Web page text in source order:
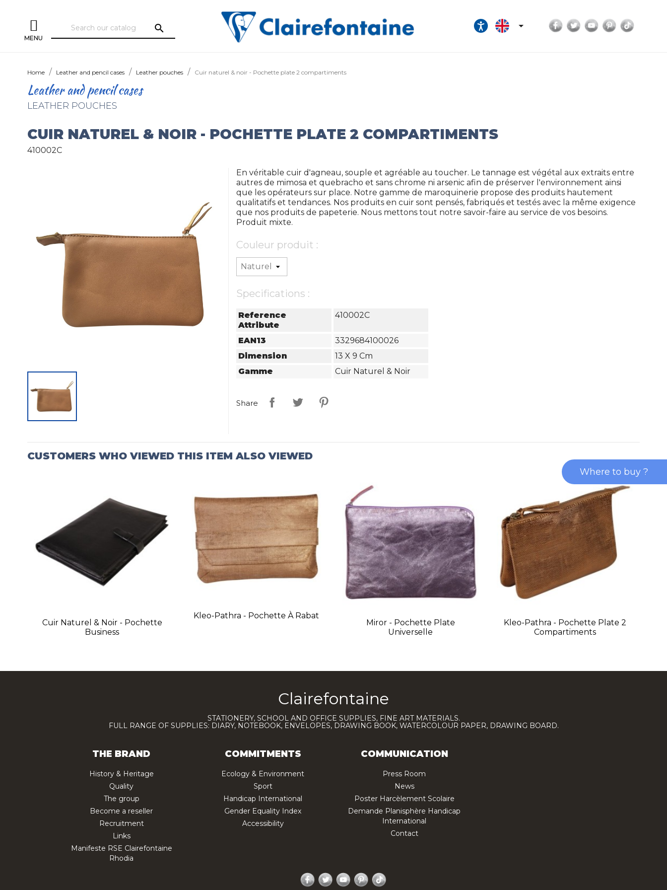
MENU
search  Facebook
TwitterYouTubePinterest
Home Leather and pencil cases Leather pouches Cuir naturel & noir - Pochette plate 2 compartiments
Leather and pencil cases
LEATHER POUCHES
CUIR NATUREL & NOIR - POCHETTE PLATE 2 COMPARTIMENTS
410002C
En véritable cuir d'agneau, souple et agréable au toucher. Le tannage est végétal aux extraits entre
autres de mimosa et quebracho et sans chrome ni arsenic afin de préserver l'environnement ainsi
que les opérateurs sur place. Notre gamme de maroquinerie propose des produits hautement
qualitatifs et tendances. Nos produits en cuir sont pensés, fabriqués et testés avec la même exigence
que nos produits de papeterie. Nous mettons tout notre savoir-faire au service de vos besoins.
Produit mixte.
Couleur produit :
Specifications :
Reference
Attribute
410002C
EAN13
3329684100026
Dimension
13 X 9 Cm
Gamme
Cuir Naturel & Noir
Share
CUSTOMERS WHO VIEWED THIS ITEM ALSO VIEWED
Cuir Naturel & Noir - Pochette
Business
Kleo-Pathra - Pochette À Rabat
Miror - Pochette Plate
Universelle
Kleo-Pathra - Pochette Plate 2
Compartiments
Clairefontaine
STATIONERY, SCHOOL AND OFFICE SUPPLIES, FINE ART MATERIALS.
FULL RANGE OF SUPPLIES: DIARY, NOTEBOOK, ENVELOPES, DRAWING BOOK, WATERCOLOUR PAPER, DRAWING BOARD.
THE BRAND
History & Heritage
Quality
The group
Become a reseller
Recruitment
Links
Manifeste RSE Clairefontaine
Rhodia
COMMITMENTS
Ecology & Environment
Sport
Handicap International
Gender Equality Index
Accessibility
COMMUNICATION
Press Room
News
Poster Harcèlement Scolaire
Demande Planisphère Handicap
International
Contact
Facebook
TwitterYouTubePinterest
Where to buy ?